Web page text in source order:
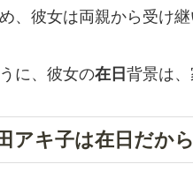
、彼女は両親から受け
に、彼女の在日 背景は、
アキ子は在日だか